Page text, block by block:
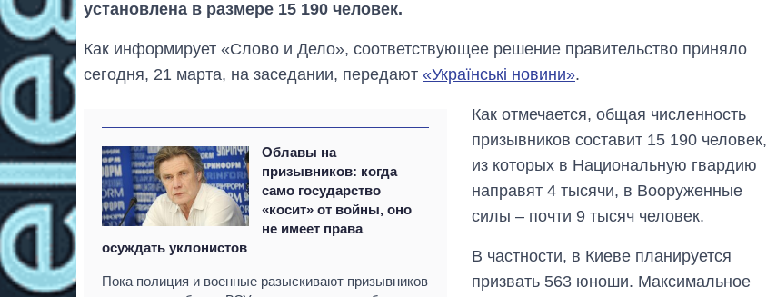
установлена в размере 15 190 человек.
Как информирует «Слово и Дело», соответствующее решение правительство приняло
сегодня, 21 марта, на заседании, передают «Українські новини».
Облавы на
призывников: когда
само государство
«косит» от войны, оно
не имеет права
осуждать уклонистов
Пока полиция и военные разыскивают призывников
Как отмечается, общая численность
призывников составит 15 190 человек,
из которых в Национальную гвардию
направят 4 тысячи, в Вооруженные
силы – почти 9 тысяч человек.
В частности, в Киеве планируется
призвать 563 юноши. Максимальное